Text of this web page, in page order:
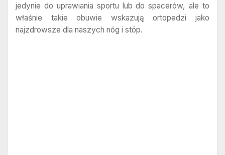
jedynie do uprawiania sportu lub do spacerów, ale to
właśnie takie obuwie wskazują ortopedzi jako
najzdrowsze dla naszych nóg i stóp.